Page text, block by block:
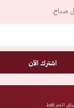
صباح.
اشترك الآن
الخبر فقط